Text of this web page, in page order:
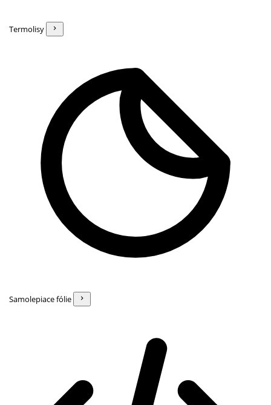
Termolisy
Samolepiace fólie